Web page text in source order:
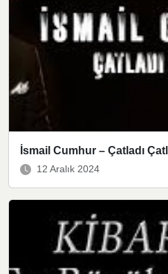
İsmail Cumhur – Çatladı
12 Aralık 2024